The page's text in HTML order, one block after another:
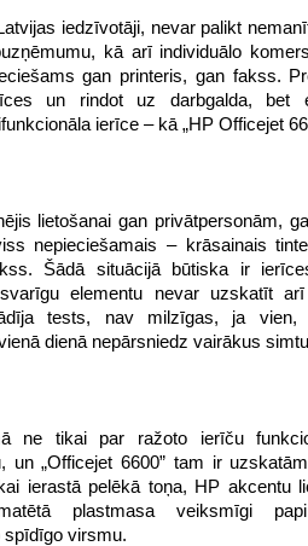
iedzīvotāji, nevar palikt
kā arī individuālo
gan printeris, gan fakss.
un rindot uz darbgalda, bet
ierīce – kā „HP Officejet
lietošanai gan privātpersonām,
nepieciešamais – krāsainais
Šādā situācijā būtiska ir
elementu nevar uzskatīt arī
tests, nav milzīgas, ja vien,
dienā nepārsniedz vairākus
ne tikai par ražoto ierīču
un „Officejet 6600” tam ir
ierastā pelēkā toņa, HP akcentu
plastmasa veiksmīgi
virsmu.